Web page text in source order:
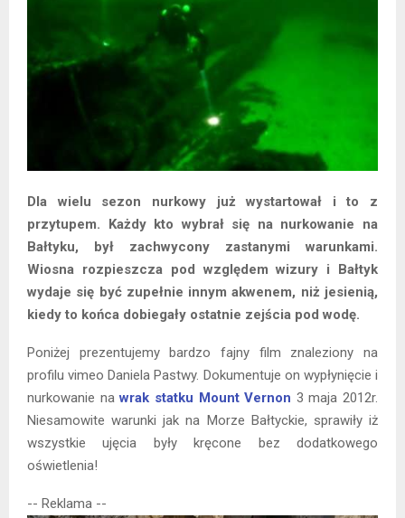
Dla wielu sezon nurkowy już wystartował i to z
przytupem. Każdy kto wybrał się na nurkowanie na
Bałtyku, był zachwycony zastanymi warunkami.
Wiosna rozpieszcza pod względem wizury i Bałtyk
wydaje się być zupełnie innym akwenem, niż jesienią,
kiedy to końca dobiegały ostatnie zejścia pod wodę.
Poniżej prezentujemy bardzo fajny film znaleziony na
profilu vimeo Daniela Pastwy. Dokumentuje on wypłynięcie i
nurkowanie nawrak statku Mount Vernon 3 maja 2012r.
Niesamowite warunki jak na Morze Bałtyckie, sprawiły iż
wszystkie ujęcia były kręcone bez dodatkowego
oświetlenia!
-- Reklama --